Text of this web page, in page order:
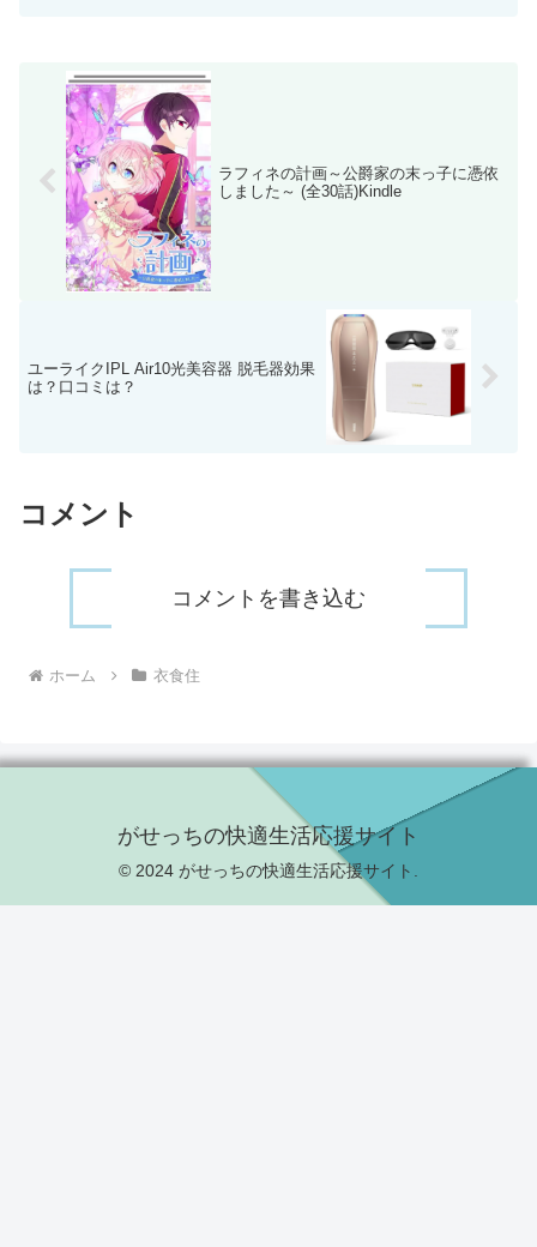
ラフィネの計画～公爵家の末っ子に憑依
しました～ (全30話)Kindle
ユーライクIPL Air10光美容器 脱毛器効果
は？口コミは？
コメント
コメントを書き込む
ホーム 衣食住
がせっちの快適生活応援サイト
© 2024 がせっちの快適生活応援サイト.